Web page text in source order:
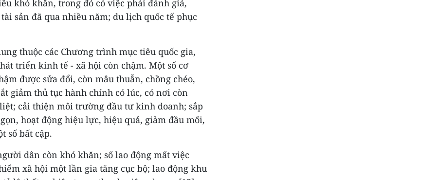
khó khăn, trong đó có việc phải đánh giá,
sản đã qua nhiều năm; du lịch quốc tế phục
thuộc các Chương trình mục tiêu quốc gia,
triển kinh tế - xã hội còn chậm. Một số cơ
được sửa đổi, còn mâu thuẫn, chồng chéo,
giảm thủ tục hành chính có lúc, có nơi còn
cải thiện môi trường đầu tư kinh doanh; sắp
hoạt động hiệu lực, hiệu quả, giảm đầu mối,
số bất cập.
dân còn khó khăn; số lao động mất việc
xã hội một lần gia tăng cục bộ; lao động khu